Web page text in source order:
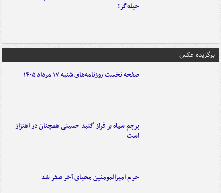
حیله‌گر!
برگزیده عکس
صفحه نخست روزنامه‌های شنبه ۱۷ مرداد ۱۴۰۵
پرچم سیاه بر فراز گنبد حسینی همچنان در اهتزاز
است
حرم امیرالمومنین محیای آخر صفر شد